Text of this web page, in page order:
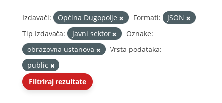
Izdavači: Općina Dugopolje Formati:
JSON
Tip Izdavača:
Javni sektor
Oznake:
obrazovna ustanova
Vrsta podataka:
public
Filtriraj rezultate